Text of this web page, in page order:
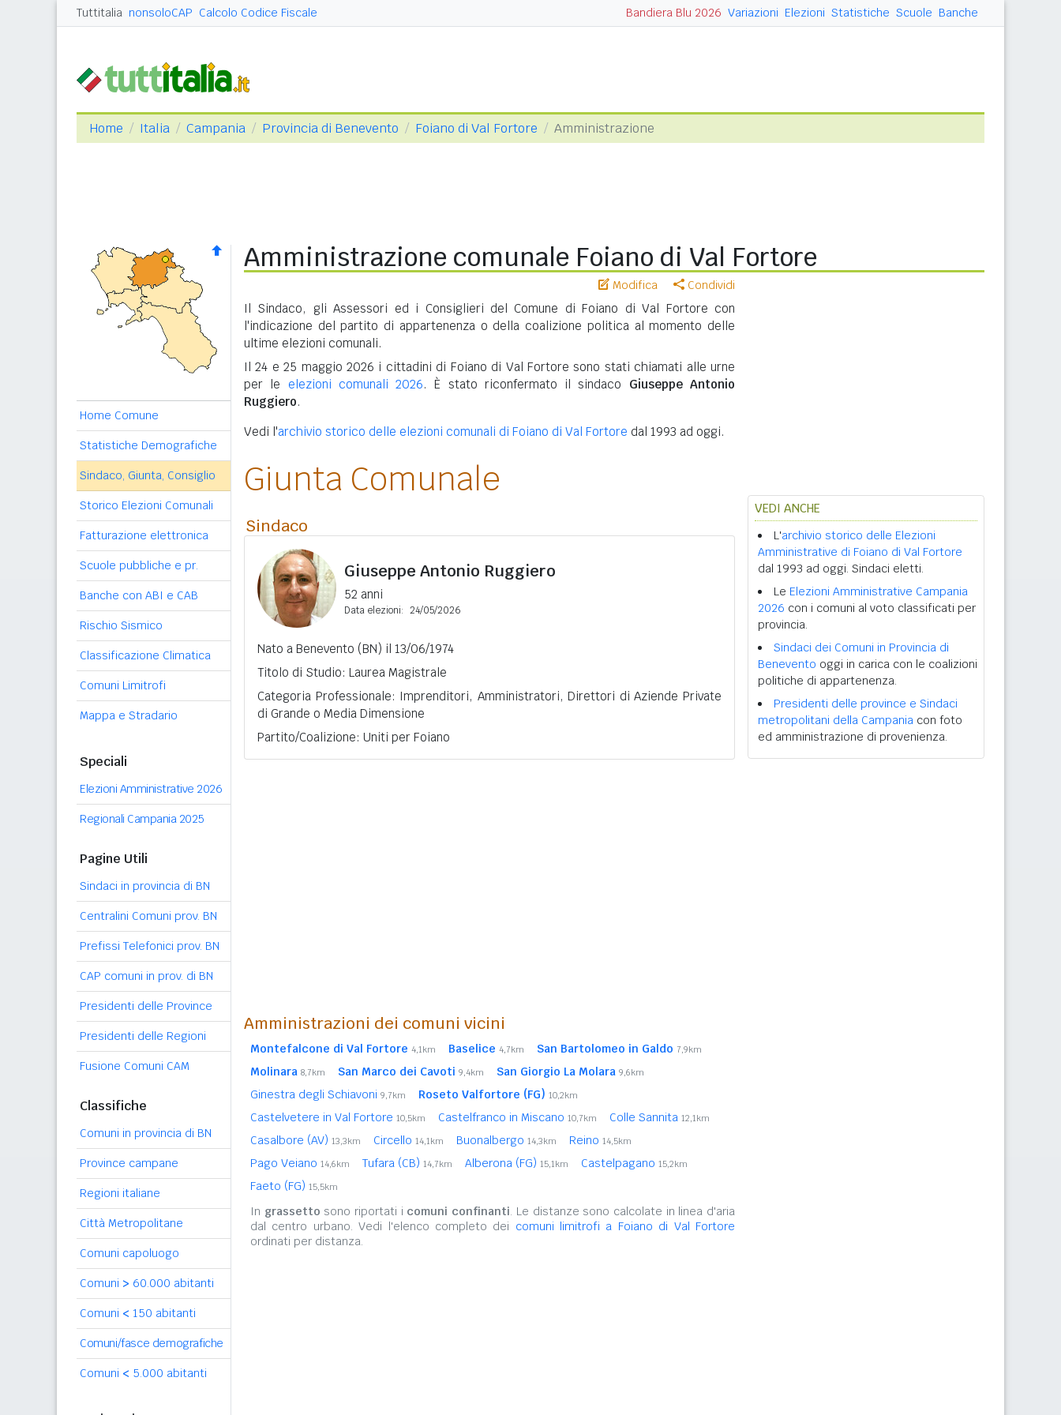
Tuttitalia nonsoloCAP Calcolo Codice Fiscale Bandiera Blu 2026 Variazioni Elezioni Statistiche Scuole Banche
Home Italia Campania Provincia di Benevento Foiano di Val Fortore Amministrazione
Home Comune
Statistiche Demografiche
Sindaco, Giunta, Consiglio
Storico Elezioni Comunali
Fatturazione elettronica
Scuole pubbliche e pr.
Banche con ABI e CAB
Rischio Sismico
Classificazione Climatica
Comuni Limitrofi
Mappa e Stradario
Speciali
Elezioni Amministrative 2026
Regionali Campania 2025
Pagine Utili
Sindaci in provincia di BN
Centralini Comuni prov. BN
Prefissi Telefonici prov. BN
CAP comuni in prov. di BN
Presidenti delle Province
Presidenti delle Regioni
Fusione Comuni CAM
Classifiche
Comuni in provincia di BN
Province campane
Regioni italiane
Città Metropolitane
Comuni capoluogo
Comuni > 60.000 abitanti
Comuni < 150 abitanti
Comuni/fasce demografiche
Comuni < 5.000 abitanti
Amministrazione comunale Foiano di Val Fortore
Modifica Condividi
Il Sindaco, gli Assessori ed i Consiglieri del Comune di Foiano di Val Fortore con
l'indicazione del partito di appartenenza o della coalizione politica al momento delle
ultime elezioni comunali.
Il 24 e 25 maggio 2026 i cittadini di Foiano di Val Fortore sono stati chiamati alle urne
per le elezioni comunali 2026. È stato riconfermato il sindaco Giuseppe Antonio
Ruggiero.
Vedi l'archivio storico delle elezioni comunali di Foiano di Val Fortore dal 1993 ad oggi.
Giunta Comunale
Sindaco
Giuseppe Antonio Ruggiero
52 anni
Data elezioni: 24/05/2026
Nato a Benevento (BN) il 13/06/1974
Titolo di Studio: Laurea Magistrale
Categoria Professionale: Imprenditori, Amministratori, Direttori di Aziende Private
di Grande o Media Dimensione
Partito/Coalizione: Uniti per Foiano
Amministrazioni dei comuni vicini
Montefalcone di Val Fortore 4,1km Baselice 4,7km San Bartolomeo in Galdo 7,9km
Molinara 8,7km San Marco dei Cavoti 9,4km San Giorgio La Molara 9,6km
Ginestra degli Schiavoni 9,7km Roseto Valfortore (FG) 10,2km
Castelvetere in Val Fortore 10,5km Castelfranco in Miscano 10,7km Colle Sannita 12,1km
Casalbore (AV) 13,3km Circello 14,1km Buonalbergo 14,3km Reino 14,5km
Pago Veiano 14,6km Tufara (CB) 14,7km Alberona (FG) 15,1km Castelpagano 15,2km
Faeto (FG) 15,5km
In grassetto sono riportati i comuni confinanti. Le distanze sono calcolate in linea d'aria
dal centro urbano. Vedi l'elenco completo dei comuni limitrofi a Foiano di Val Fortore
ordinati per distanza.
VEDI ANCHE
L'archivio storico delle Elezioni
Amministrative di Foiano di Val Fortore
dal 1993 ad oggi. Sindaci eletti.
Le Elezioni Amministrative Campania
2026 con i comuni al voto classificati per
provincia.
Sindaci dei Comuni in Provincia di
Benevento oggi in carica con le coalizioni
politiche di appartenenza.
Presidenti delle province e Sindaci
metropolitani della Campania con foto
ed amministrazione di provenienza.